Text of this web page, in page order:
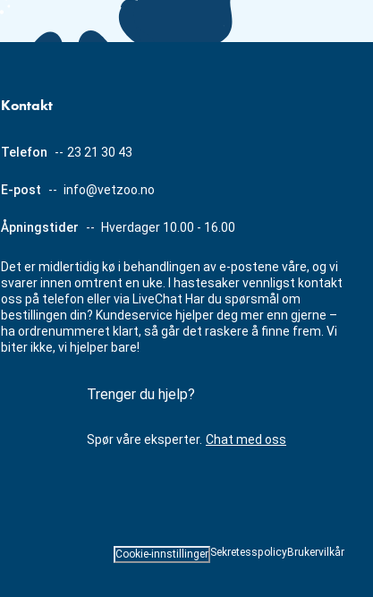
Kontakt
Telefon -- 23 21 30 43
E-post -- info@vetzoo.no
Åpningstider -- Hverdager 10.00 - 16.00
Det er midlertidig kø i behandlingen av e-postene våre, og vi
svarer innen omtrent en uke. I hastesaker vennligst kontakt
oss på telefon eller via LiveChat Har du spørsmål om
bestillingen din? Kundeservice hjelper deg mer enn gjerne –
ha ordrenummeret klart, så går det raskere å finne frem. Vi
biter ikke, vi hjelper bare!
Trenger du hjelp?
Spør våre eksperter. Chat med oss
Cookie-innstillinger SekretesspolicyBrukervilkår